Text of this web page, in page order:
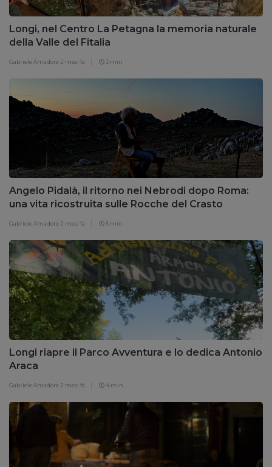
Longi, nel Centro La Petagna la memoria naturale
della Valle del Fitalia
Gabriele Amadore 2 mesi fa 3 min
Angelo Pidalà, il ritorno nei Nebrodi dopo Roma:
una vita ricostruita sulle Rocche del Crasto
Gabriele Amadore 2 mesi fa 5 min
Longi riapre il Parco Avventura e lo dedica Antonio
Araca
Gabriele Amadore 2 mesi fa 4 min